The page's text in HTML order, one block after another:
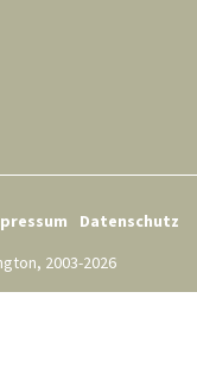
Datenschutz
2003-2026